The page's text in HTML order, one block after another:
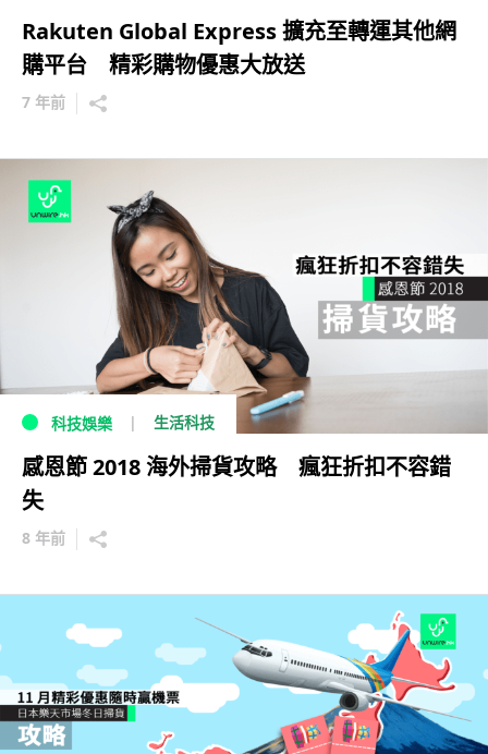
Rakuten Global Express 擴充至轉運其他網
購平台 精彩購物優惠大放送
7 年前
科技娛樂 生活科技
感恩節 2018 海外掃貨攻略 瘋狂折扣不容錯
失
8 年前